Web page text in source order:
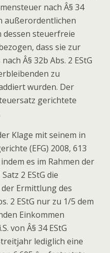
nach Â§ 34
außerordentlichen
dessen steuerfreie
dass sie zur
Â§ 32b Abs. 2 EStG
zu
wurden. Der
gerichtete
Klage mit seinem in
(EFG) 2008, 613
es im Rahmen der
2 EStG die
Ermittlung des
2 EStG nur zu 1/5 dem
Einkommen
von Â§ 34 EStG
lediglich eine